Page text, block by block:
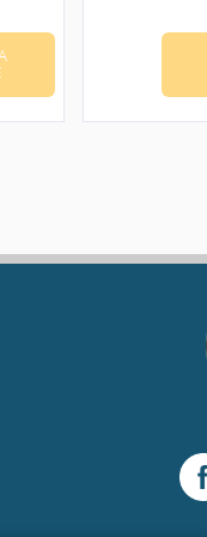
د.ت3,000.
actuel